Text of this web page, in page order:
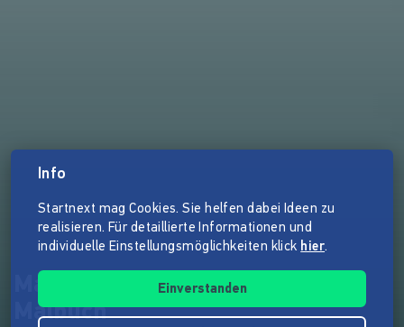
Maubeschau! Menstruations-
Malbuch
Info
Startnext mag Cookies. Sie helfen dabei Ideen zu
realisieren. Für detaillierte Informationen und
individuelle Einstellungsmöglichkeiten klick hier.
Einverstanden